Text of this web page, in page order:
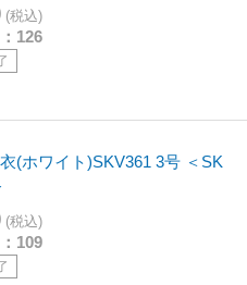
(税込)
126
(ホワイト)SKV361 3号 ＜SK
(税込)
109